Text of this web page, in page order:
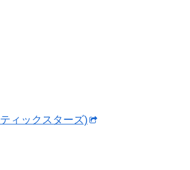
ィックスターズ)